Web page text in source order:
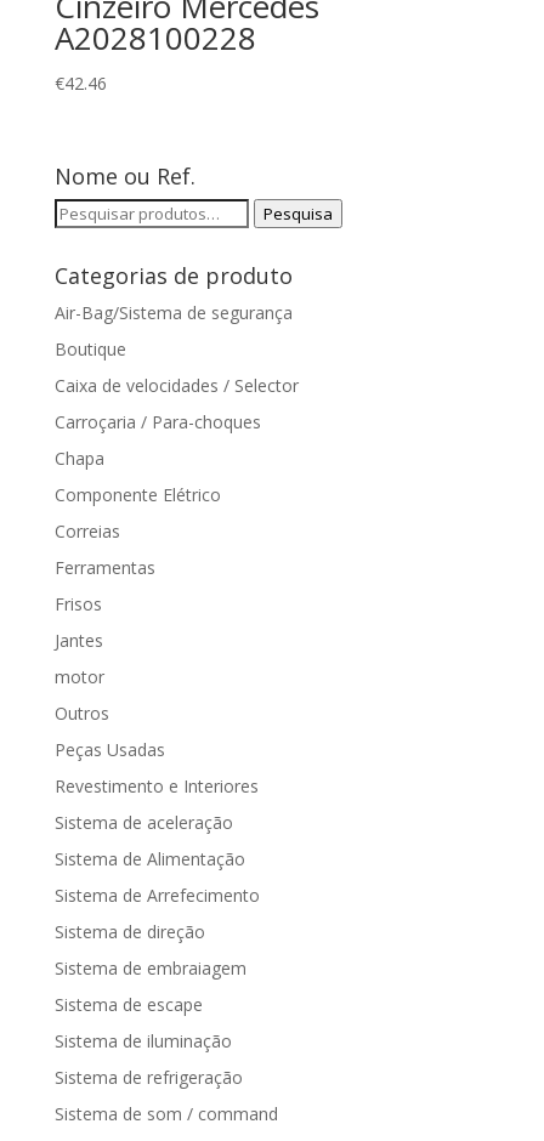
A2028100228
€42.46
Nome ou Ref.
Pesquisar
Pesquisa
Categorias de produto
Air-Bag/Sistema de segurança
Boutique
Caixa de velocidades / Selector
Carroçaria / Para-choques
Chapa
Componente Elétrico
Correias
Ferramentas
Frisos
Jantes
motor
Outros
Peças Usadas
Revestimento e Interiores
Sistema de aceleração
Sistema de Alimentação
Sistema de Arrefecimento
Sistema de direção
Sistema de embraiagem
Sistema de escape
Sistema de iluminação
Sistema de refrigeração
Sistema de som / command